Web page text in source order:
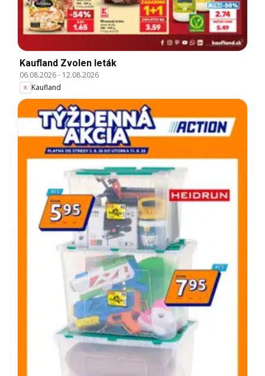
Kaufland Zvolen leták
06.08.2026- 12.08.2026
Kaufland